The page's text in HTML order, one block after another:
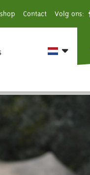
Contact Volg ons: